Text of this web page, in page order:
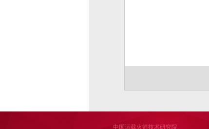
中国运载火箭技术研究院